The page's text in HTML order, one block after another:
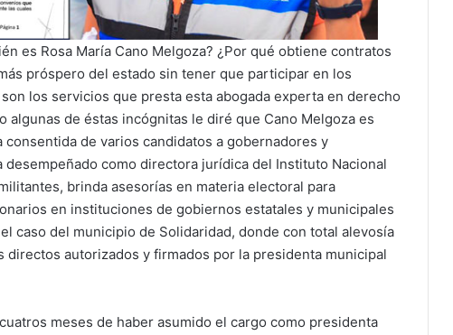
es Rosa María Cano Melgoza? ¿Por qué obtiene contratos
próspero del estado sin tener que participar en los
los servicios que presta esta abogada experta en derecho
algunas de éstas incógnitas le diré que Cano Melgoza es
consentida de varios candidatos a gobernadores y
como directora jurídica del Instituto Nacional
brinda asesorías en materia electoral para
en instituciones de gobiernos estatales y municipales
caso del municipio de Solidaridad, donde con total alevosía
autorizados y firmados por la presidenta municipal
meses de haber asumido el cargo como presidenta